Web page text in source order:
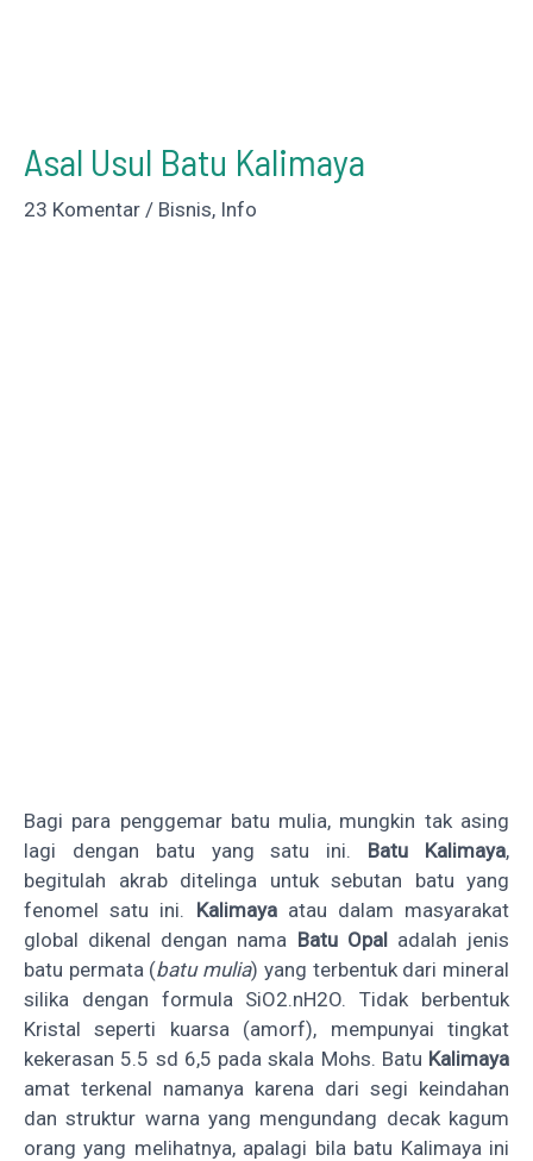
Asal Usul Batu Kalimaya
23 Komentar / Bisnis, Info
Bagi para penggemar batu mulia, mungkin tak asing
lagi dengan batu yang satu ini. Batu Kalimaya,
begitulah akrab ditelinga untuk sebutan batu yang
fenomel satu ini. Kalimayaatau dalam masyarakat
global dikenal dengan nama Batu Opaladalah jenis
batu permata (batu mulia) yang terbentuk dari mineral
silika dengan formula SiO2.nH2O. Tidak berbentuk
Kristal seperti kuarsa (amorf), mempunyai tingkat
kekerasan 5.5 sd 6,5 pada skala Mohs. Batu Kalimaya
amat terkenal namanya karena dari segi keindahan
dan struktur warna yang mengundang decak kagum
orang yang melihatnya, apalagi bila batu Kalimaya ini